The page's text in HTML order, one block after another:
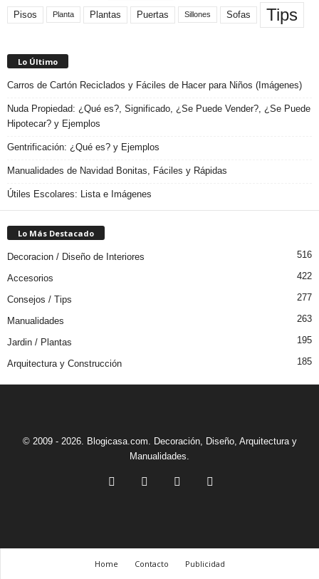
Pisos Planta Plantas Puertas Sillones Sofas Tips
Lo Último
Carros de Cartón Reciclados y Fáciles de Hacer para Niños (Imágenes)
Nuda Propiedad: ¿Qué es?, Significado, ¿Se Puede Vender?, ¿Se Puede
Hipotecar? y Ejemplos
Gentrificación: ¿Qué es? y Ejemplos
Manualidades de Navidad Bonitas, Fáciles y Rápidas
Útiles Escolares: Lista e Imágenes
Lo Más Destacado
Decoracion / Diseño de Interiores 516
Accesorios 422
Consejos / Tips 277
Manualidades 263
Jardin / Plantas 195
Arquitectura y Construcción 185
© 2009 - 2026. Blogicasa.com. Decoración, Diseño, Arquitectura y
Manualidades.
Home Contacto Publicidad